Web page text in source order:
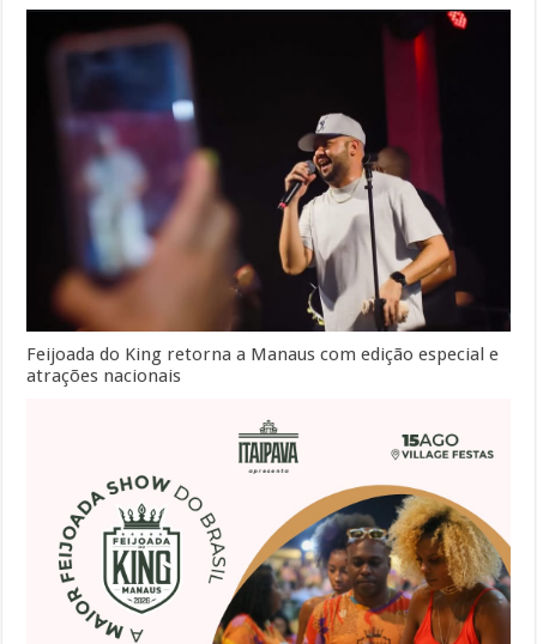
Feijoada do King retorna a Manaus com edição especial e
atrações nacionais